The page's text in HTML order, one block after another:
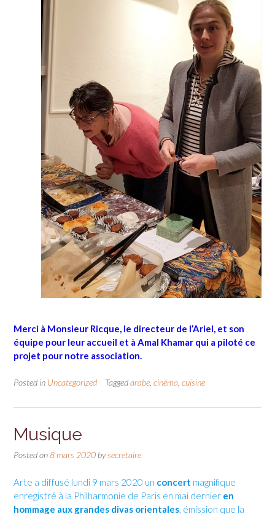
Merci à Monsieur Ricque, le directeur de l’Ariel, et son
équipe pour leur accueil et à Amal Khamar qui a piloté ce
projet pour notre association.
Posted in Uncategorized Taggedarabe cinéma cuisine
Musique
Posted on8 mars 2020 bysecretaire
Arte a diffusé lundi 9 mars 2020 un concert magnifique
enregistré à la Philharmonie de Paris en mai dernier en
hommage aux grandes divas orientales, émission que la